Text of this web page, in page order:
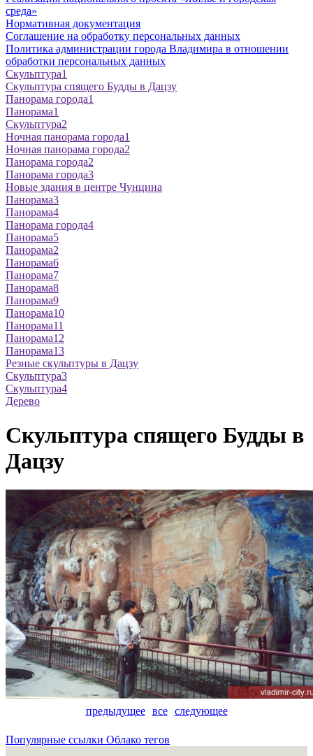
среда»
Нормативная документация
Соглашение на обработку персональных данных
Политика администрации города Владимира в отношении
обработки персональных данных
Скульптура1
Скульптура спящего Будды в Дацзу
Панорама города1
Панорама1
Скульптура2
Ночная панорама города1
Ночная панорама города2
Панорама города2
Панорама города3
Новые здания в центре Чунцина
Панорама3
Панорама4
Панорама города4
Панорама5
Панорама2
Панорама6
Панорама7
Панорама8
Панорама9
Панорама10
Панорама11
Панорама12
Панорама13
Резные скульптуры в Дацзу
Скульптура3
Скульптура4
Дерево
Скульптура спящего Будды в
Дацзу
предыдущее все следующее
Популярные ссылки Облако тегов